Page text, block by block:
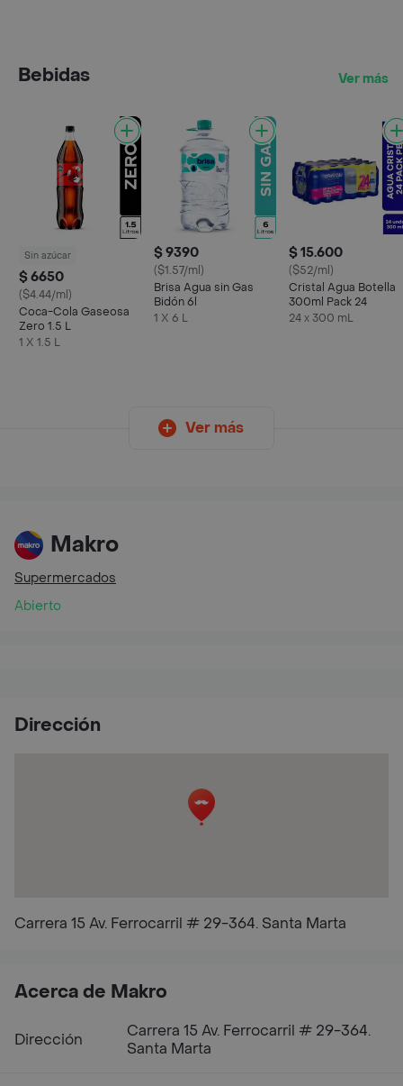
Bebidas Ver más
Sin azúcar
$ 6650
($4.44/ml)
Coca-Cola Gaseosa
Zero 1.5 L
1 X 1.5 L
$ 9390
($1.57/ml)
Brisa Agua sin Gas
Bidón 6l
1 X 6 L
$ 15.600
($52/ml)
Cristal Agua Botella
300ml Pack 24
24 x 300 mL
Ver más
Makro
Supermercados
Abierto
Dirección
Carrera 15 Av. Ferrocarril # 29-364. Santa Marta
Acerca de Makro
Dirección
Carrera 15 Av. Ferrocarril # 29-364.
Santa Marta